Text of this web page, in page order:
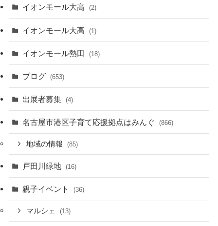
イオンモール大高 (2)
イオンモール大高 (1)
イオンモール熱田 (18)
ブログ (653)
出展者募集 (4)
名古屋市港区子育て応援拠点はみんぐ (866)
地域の情報 (85)
戸田川緑地 (16)
親子イベント (36)
マルシェ (13)